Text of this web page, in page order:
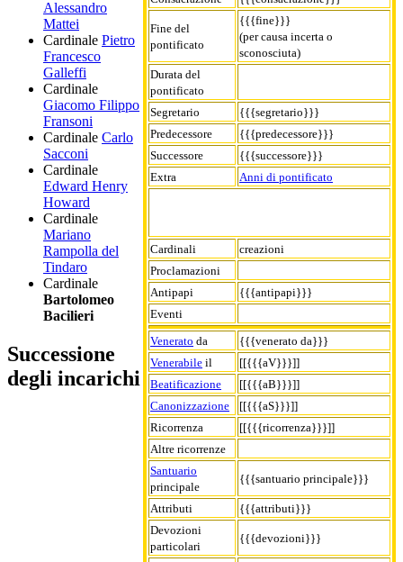
Fine del
pontificato
{{{fine}}}
(per causa incerta o
sconosciuta)
Durata del
pontificato
Segretario
{{{segretario}}}
Predecessore
{{{predecessore}}}
Successore
{{{successore}}}
Extra
Anni di pontificato
Cardinali
creazioni
Proclamazioni
Antipapi
{{{antipapi}}}
Eventi
Venerato da
{{{venerato da}}}
Venerabile il
[[{{{aV}}}]]
Beatificazione
[[{{{aB}}}]]
Canonizzazione
[[{{{aS}}}]]
Ricorrenza
[[{{{ricorrenza}}}]]
Altre ricorrenze
Santuario
principale
{{{santuario principale}}}
Attributi
{{{attributi}}}
Devozioni
particolari
{{{devozioni}}}
Alessandro
Mattei
Cardinale Pietro
Francesco
Galleffi
Cardinale
Giacomo Filippo
Fransoni
Cardinale Carlo
Sacconi
Cardinale
Edward Henry
Howard
Cardinale
Mariano
Rampolla del
Tindaro
Cardinale
Bartolomeo
Bacilieri
Successione
degli incarichi